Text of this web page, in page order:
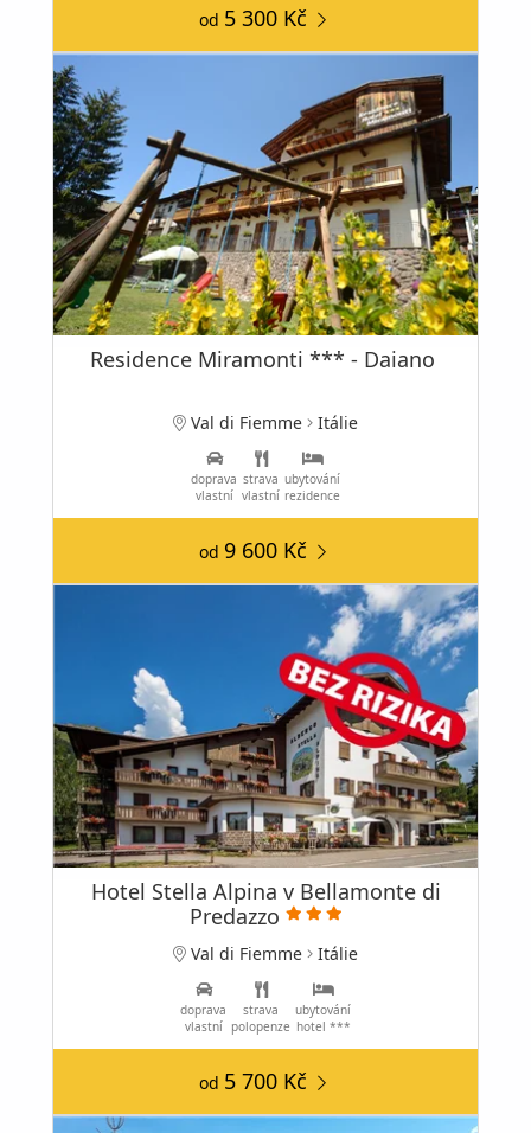
od 5 300 Kč
Residence Miramonti *** - Daiano
Val di Fiemme Itálie
doprava
vlastní
strava
vlastní
ubytování
rezidence
od 9 600 Kč
Hotel Stella Alpina v Bellamonte di
Predazzo
Val di Fiemme Itálie
doprava
vlastní
strava
polopenze
ubytování
hotel ***
od 5 700 Kč